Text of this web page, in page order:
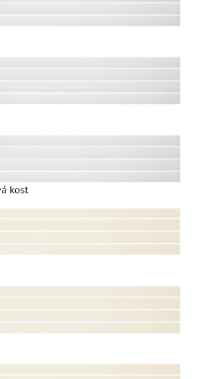
kost